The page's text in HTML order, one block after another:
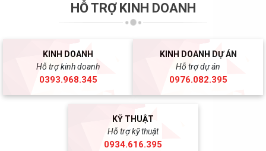
HỖ TRỢ KINH DOANH
KINH DOANH
Hỗ trợ kinh doanh
0393.968.345
KINH DOANH DỰ ÁN
Hỗ trợ dự án
0976.082.395
KỸ THUẬT
Hỗ trợ kỹ thuật
0934.616.395